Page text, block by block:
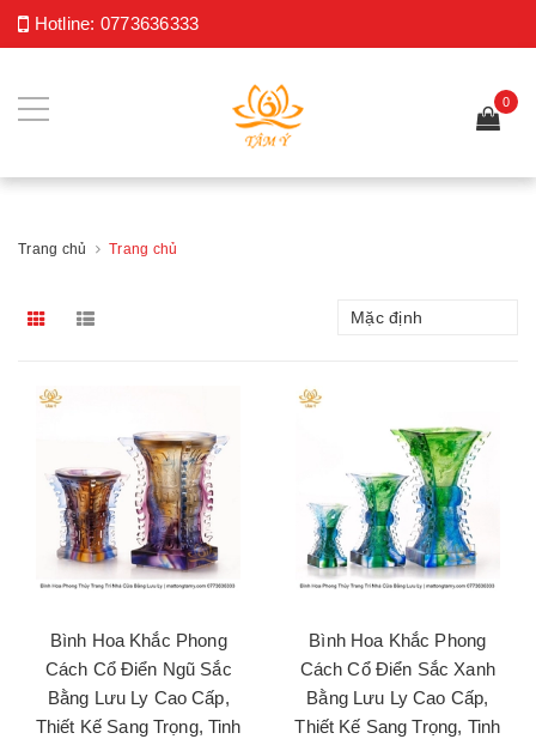
Hotline: 0773636333
0
Trang chủ Trang chủ
Mặc định
Bình Hoa Khắc Phong
Cách Cổ Điển Ngũ Sắc
Bằng Lưu Ly Cao Cấp,
Thiết Kế Sang Trọng, Tinh
Bình Hoa Khắc Phong
Cách Cổ Điển Sắc Xanh
Bằng Lưu Ly Cao Cấp,
Thiết Kế Sang Trọng, Tinh